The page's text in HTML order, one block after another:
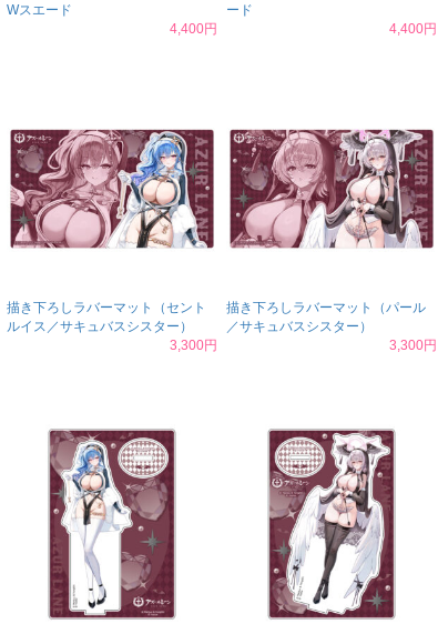
Wスエード
4,400円
ード
4,400円
描き下ろしラバーマット（セント
ルイス／サキュバスシスター）
3,300円
描き下ろしラバーマット（パール
／サキュバスシスター）
3,300円